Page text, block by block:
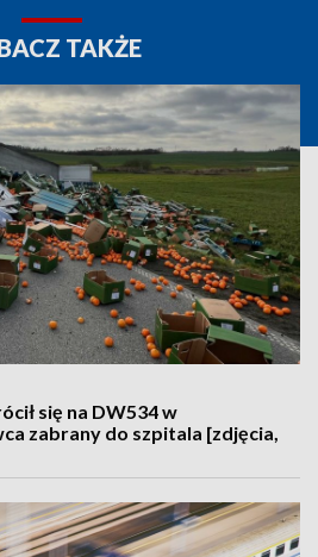
TAKŻE
się na DW534 w
zabrany do szpitala [zdjęcia,